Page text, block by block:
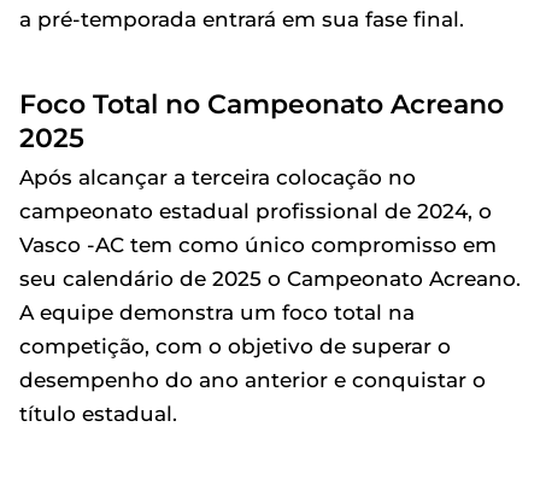
a pré-temporada entrará em sua fase final.
Foco Total no Campeonato Acreano
2025
Após alcançar a terceira colocação no
campeonato estadual profissional de 2024, o
Vasco -AC tem como único compromisso em
seu calendário de 2025 o Campeonato Acreano.
A equipe demonstra um foco total na
competição, com o objetivo de superar o
desempenho do ano anterior e conquistar o
título estadual.